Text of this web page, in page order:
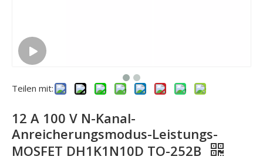
Teilen mit:
12 A 100 V N-Kanal-
Anreicherungsmodus-Leistungs-
MOSFET DH1K1N10D TO-252B